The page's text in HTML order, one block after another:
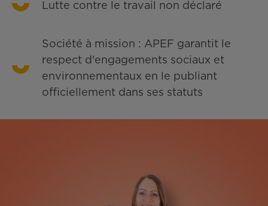
Lutte contre le travail non déclaré
Société à mission : APEF garantit le
respect d'engagements sociaux et
environnementaux en le publiant
officiellement dans ses statuts